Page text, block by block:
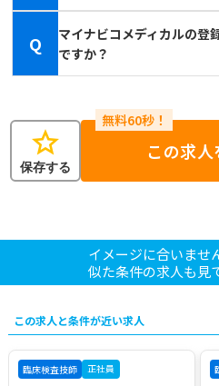
Q
マイナビコメディカルの登
ですか？
star
保存する
この求
イメージに合いませ
似た条件の求人も見
この求人と条件が近い求人
臨床検査技師 正社員